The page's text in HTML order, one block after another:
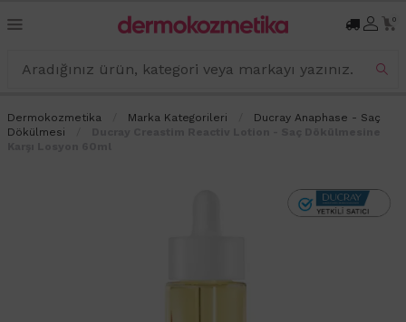
0
Dermokozmetika Marka Kategorileri
Ducray Anaphase - Saç
Dökülmesi